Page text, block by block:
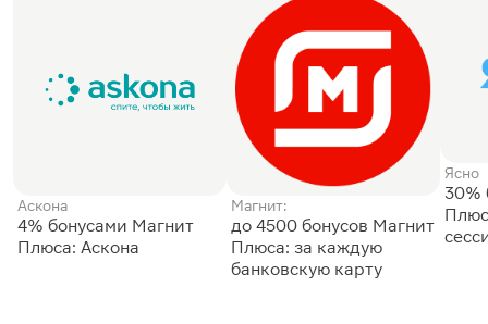
Аскона
4% бонусами Магнит
Плюса: Аскона
Магнит:
до 4500 бонусов Магнит
Плюса: за каждую
банковскую карту
Ясно
30%